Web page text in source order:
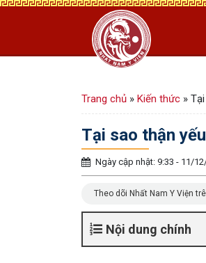
Trang chủ » Kiến thức »
Tại sao thận
Ngày cập nhật: 9:33 - 11/
Theo dõi Nhất Nam Y Viện
Nội dung chính